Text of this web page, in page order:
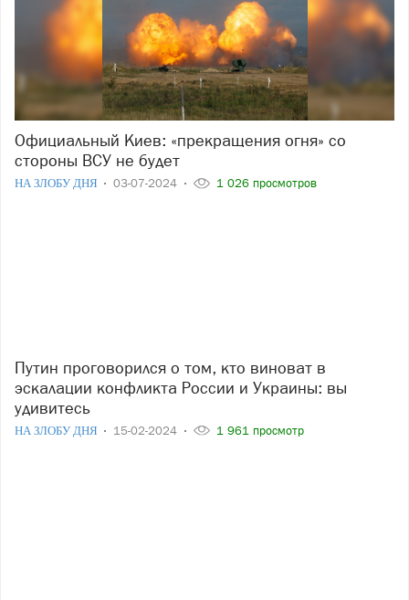
Официальный Киев: «прекращения огня» со
стороны ВСУ не будет
НА ЗЛОБУ ДНЯ 03-07-2024 1 026 просмотров
Путин проговорился о том, кто виноват в
эскалации конфликта России и Украины: вы
удивитесь
НА ЗЛОБУ ДНЯ 15-02-2024 1 961 просмотр